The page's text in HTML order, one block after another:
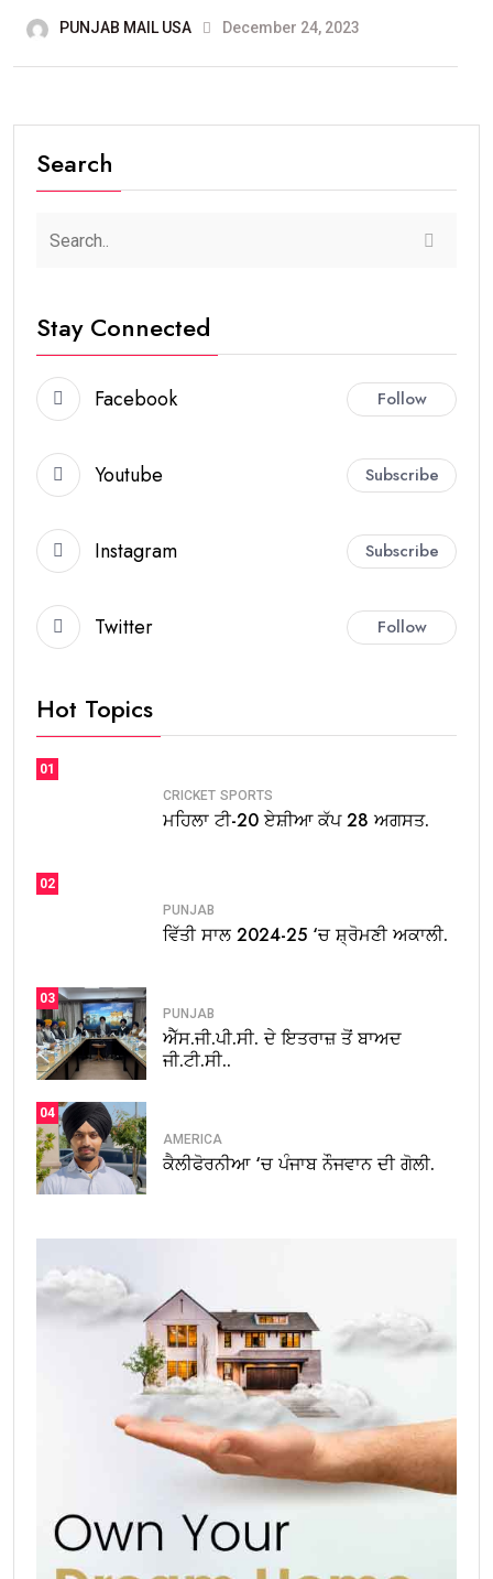
PUNJAB MAIL USA December 24, 2023
Search
Stay Connected
Facebook Follow
Youtube Subscribe
Instagram Subscribe
Twitter Follow
Hot Topics
01
CRICKET SPORTS
ਮਹਿਲਾ ਟੀ-20 ਏਸ਼ੀਆ ਕੱਪ 28 ਅਗਸਤ.
02
PUNJAB
ਵਿੱਤੀ ਸਾਲ 2024-25 ‘ਚ ਸ਼੍ਰੋਮਣੀ ਅਕਾਲੀ.
03
PUNJAB
ਐੱਸ.ਜੀ.ਪੀ.ਸੀ. ਦੇ ਇਤਰਾਜ਼ ਤੋਂ ਬਾਅਦ
ਜੀ.ਟੀ.ਸੀ..
04
AMERICA
ਕੈਲੀਫੋਰਨੀਆ ‘ਚ ਪੰਜਾਬ ਨੌਜਵਾਨ ਦੀ ਗੋਲੀ.